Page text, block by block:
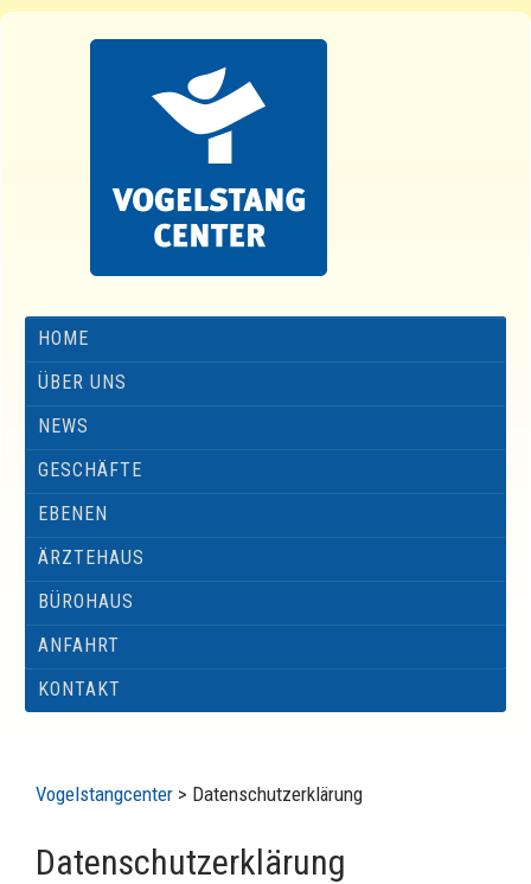
HOME
ÜBER UNS
NEWS
GESCHÄFTE
EBENEN
ÄRZTEHAUS
BÜROHAUS
ANFAHRT
KONTAKT
Vogelstangcenter > Datenschutzerklärung
Datenschutzerklärung